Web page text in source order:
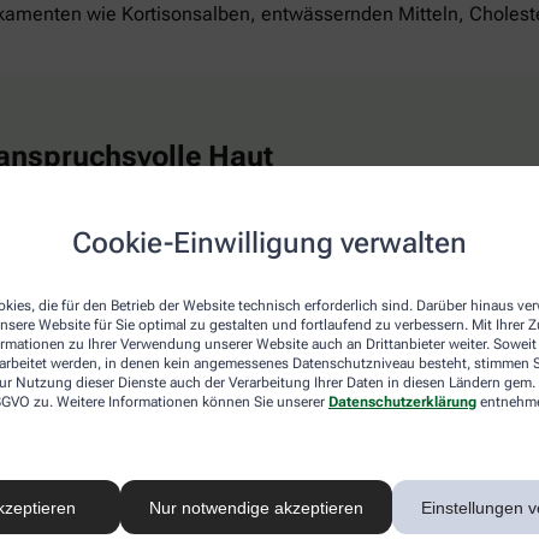
Cookie-Einwilligung verwalten
die für den Betrieb der Website technisch erforderlich sind. Darüber hinaus
Website für Sie optimal zu gestalten und fortlaufend zu verbessern. Mit Ihrer
zu Ihrer Verwendung unserer Website auch an Drittanbieter weiter. Soweit
werden, in denen kein angemessenes Datenschutzniveau besteht, stimmen
Nutzung dieser Dienste auch der Verarbeitung Ihrer Daten in diesen Ländern
zu. Weitere Informationen können Sie unserer Datenschutzerklärung
Nur notwendige akzeptieren Einstellungen
wie Kortisonsalben, entwässernden Mitteln,
Haut
Haut auf folgende Aspekte achten:
vor allem einer ausreichenden Trinkmenge lässt sich der
etwa indem Sie Leinöl verwenden. Und trinken Sie
heißem oder sehr kaltem Klima. Meiden Sie
Kleidung, möglichst aus Baumwolle, schützt und schont die
Reinigungsrituale. Benutzen Sie milde nicht alkalische
dauern, Duschen ebenfalls nicht viel länger. Trocknen Sie
Haut sonst zusätzlich aus. Pflegen Sie sich danach mit
wurde.